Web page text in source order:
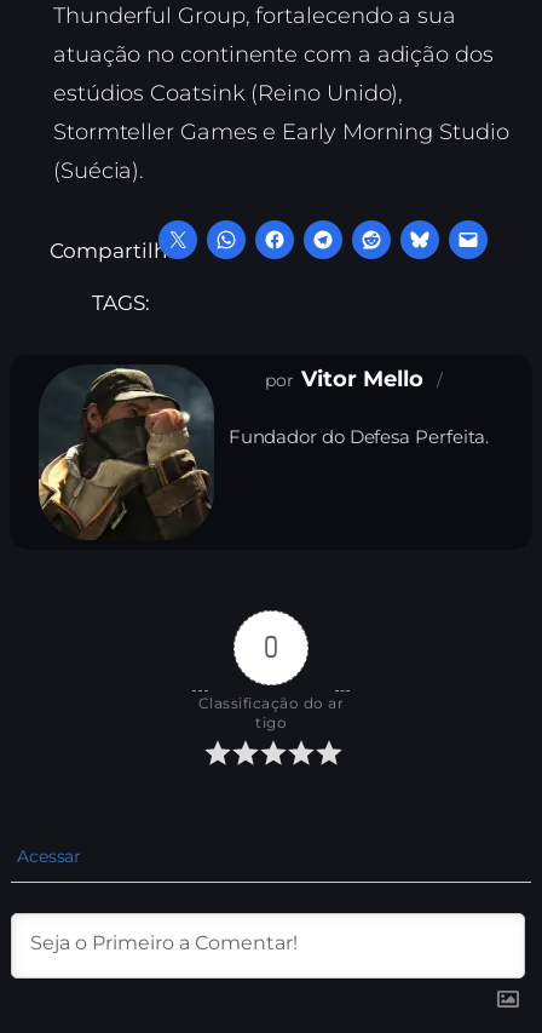
Thunderful Group, fortalecendo a sua
atuação no continente com a adição dos
estúdios Coatsink (Reino Unido),
Stormteller Games e Early Morning Studio
(Suécia).
Compartilhe:
TAGS:
Vitor Mello
Fundador do Defesa Perfeita.
0
Classificação do ar
tigo
Acessar